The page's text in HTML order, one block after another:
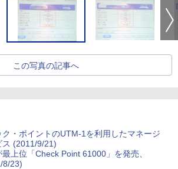
この写真の記事へ
・ポイントのUTM-1を利用したマネージ
ス (2011/9/21)
上位「Check Point 61000」を発売、
8/23)